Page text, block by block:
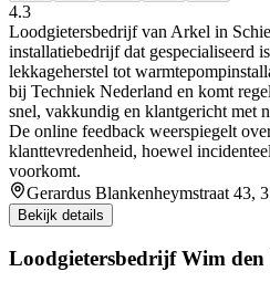
4.3
Loodgietersbedrijf van Arkel in
installatiebedrijf dat gespecialiseerd
lekkageherstel tot
bij Techniek Nederland en komt
snel, vakkundig en klantgericht met
De online feedback weerspiegelt
klanttevredenheid, hoewel
voorkomt.
Gerardus Blankenheymstraat 43,
Bekijk details
Loodgietersbedrijf Wim den